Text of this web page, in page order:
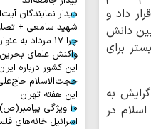
داد و
دانش
برای
به
در
دیدار نمایندگان
شهید سامعی +
چرا 17 مرداد به عنوان روز خبرنگار نامیده شد؟
واکنش علمای
این کشور درباره
حجت‌الاسلام
این هفته تهران
۱۰ ویژگی پیامبر(ص) در آیه ۱۵۷ سوره اعراف
اسرائیل خانه‌های